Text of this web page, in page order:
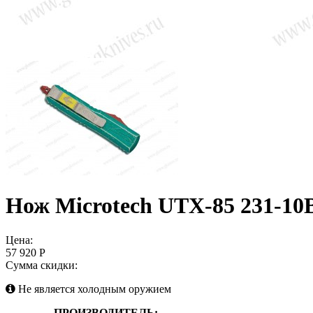
Нож Microtech UTX-85 231-
Цена:
57 920 Р
Сумма скидки:
Не является холодным оружием